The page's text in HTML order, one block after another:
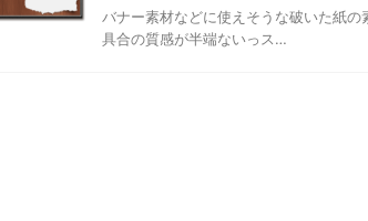
バナー素材などに使えそうな破いた紙
具合の質感が半端ないっス…